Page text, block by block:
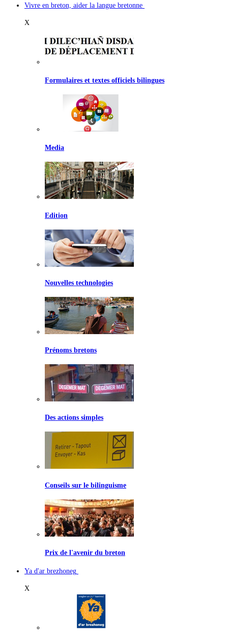
Vivre en breton, aider la langue bretonne
X
Formulaires et textes officiels bilingues
Media
Edition
Nouvelles technologies
Prénoms bretons
Des actions simples
Conseils sur le bilinguisme
Prix de l'avenir du breton
Ya d'ar brezhoneg
X